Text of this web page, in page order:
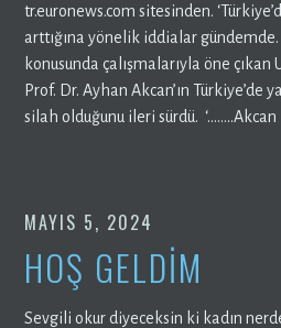
tr.euronews.com sitesinden.
arttığına yönelik iddialar
konusunda çalışmalarıyla öne çıkan
Prof. Dr. Ayhan Akcan’ın Türkiye’de
silah olduğunu ileri sürdü. ‘……..Akcan
MAYIS 5, 2024
HOŞ GELDİM
Sevgili okur diyeceksin ki kadın